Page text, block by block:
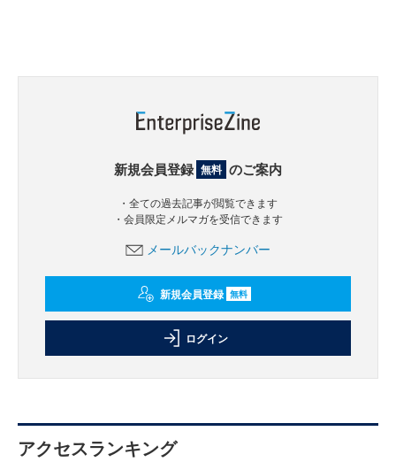
新規会員登録 無料 のご案内
・全ての過去記事が閲覧できます
・会員限定メルマガを受信できます
メールバックナンバー
新規会員登録 無料
ログイン
アクセスランキング